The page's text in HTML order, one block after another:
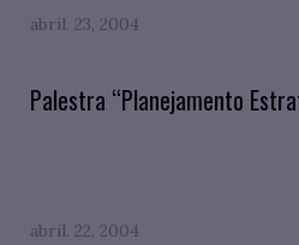
abril. 23, 2004
Palestra “Planejamento
abril. 22, 2004